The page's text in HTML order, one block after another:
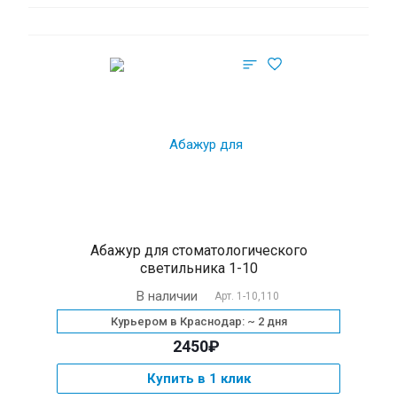
Абажур для стоматологического
светильника 1-10
В наличии Арт. 1-10,110
Курьером в Краснодар: ~ 2 дня
2450₽
Купить в 1 клик